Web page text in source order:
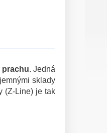
prachu. Jedná
sklady
(Z-Line) je tak